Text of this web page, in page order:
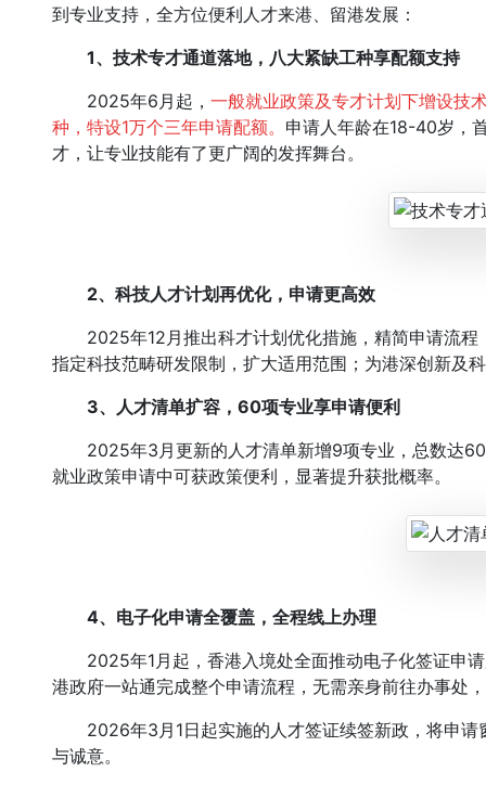
到专业支持，全方位便利人才来港、留港发展：
1、 技术专才通道落地，八大紧缺工种享配额支持
2025年6月起， 一般就业政策及专才计划下增设技
种，特设1万个三年申请配额。 申请人年龄在18-40岁，
才，让专业技能有了更广阔的发挥舞台。
2、科技人才计划再优化，申请更高效
2025年12月推出科才计划优化措施，精简申请流程
指定科技范畴研发限制，扩大适用范围；为港深创新及
3、人才清单扩容，60项专业享申请便利
2025年3月更新的人才清单新增9项专业，总数达60
就业政策申请中可获政策便利，显著提升获批概率。
4、电子化申请全覆盖，全程线上办理
2025年1月起，香港入境处全面推动电子化签证申请
港政府一站通完成整个申请流程，无需亲身前往办事处
2026年3月1日起实施的人才签证续签新政，将申请
与诚意。